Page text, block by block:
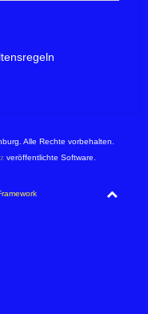
Alle Rechte vorbehalten.
veröffentlichte Software.